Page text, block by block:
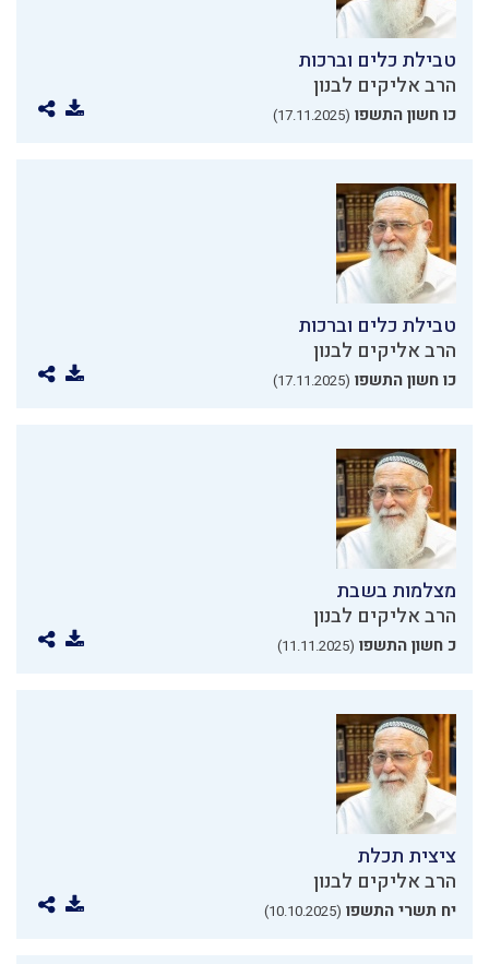
טבילת כלים וברכות
הרב אליקים לבנון
כו חשון התשפו (17.11.2025)
טבילת כלים וברכות
הרב אליקים לבנון
כו חשון התשפו (17.11.2025)
מצלמות בשבת
הרב אליקים לבנון
כ חשון התשפו (11.11.2025)
ציצית תכלת
הרב אליקים לבנון
יח תשרי התשפו (10.10.2025)